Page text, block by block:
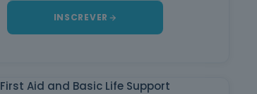
INSCREVER
First Aid and Basic Life Support